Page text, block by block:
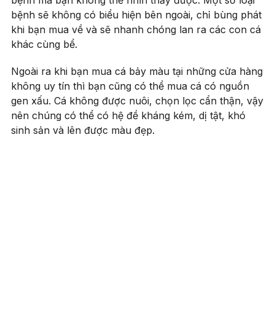
bệnh sẽ không có biểu hiện bên ngoài, chỉ bùng phát
khi bạn mua về và sẽ nhanh chóng lan ra các con cá
khác cùng bể.
Ngoài ra khi bạn mua cá bảy màu tại những cửa hàng
không uy tín thì bạn cũng có thể mua cá có nguồn
gen xấu. Cá không được nuôi, chọn lọc cẩn thận, vậy
nên chúng có thể có hệ đề kháng kém, dị tật, khó
sinh sản và lên được màu đẹp.